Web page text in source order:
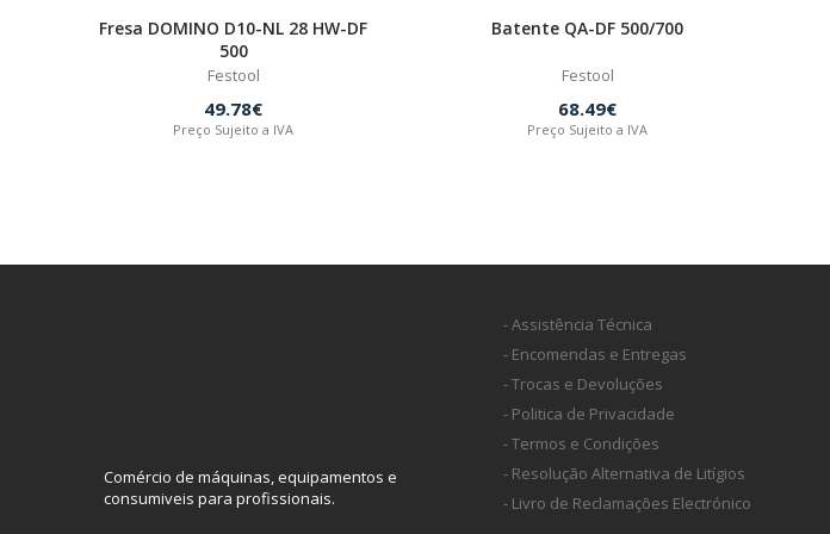
Fresa DOMINO D10-NL 28 HW-DF
500
Festool
49.78€
Preço Sujeito a IVA
Batente QA-DF 500/700
Festool
68.49€
Preço Sujeito a IVA
Comércio de máquinas, equipamentos e
consumiveis para profissionais.
- Assistência Técnica
- Encomendas e Entregas
- Trocas e Devoluções
- Politica de Privacidade
- Termos e Condições
- Resolução Alternativa de Litígios
- Livro de Reclamações Electrónico